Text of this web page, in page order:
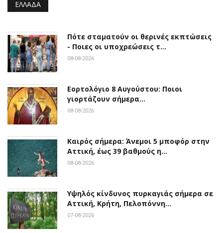
ΕΛΛΆΔΑ
Πότε σταματούν οι θερινές εκπτώσεις
- Ποιες οι υποχρεώσεις τ…
08-08-2026
Εορτολόγιο 8 Αυγούστου: Ποιοι
γιορτάζουν σήμερα…
08-08-2026
Καιρός σήμερα: Άνεμοι 5 μποφόρ στην
Αττική, έως 39 βαθμούς η…
08-08-2026
Υψηλός κίνδυνος πυρκαγιάς σήμερα σε
Αττική, Κρήτη, Πελοπόννη…
07-08-2026